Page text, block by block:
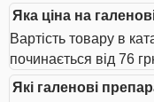
Яка ціна на
Вартість товару в
починається від 76
Які галенові